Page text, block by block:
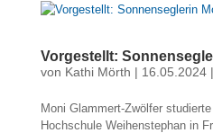
Vorgestellt:
von Kathi Mörth | 16.05.2024|
Moni Glammert-Zwölfer
Hochschule Weihenstephan in